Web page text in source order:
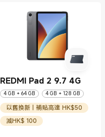
REDMI Pad 2 9.7 4G
4 GB + 64 GB 4 GB + 128 GB
以舊換新 | 補貼高達 HK$50
減HK$ 100